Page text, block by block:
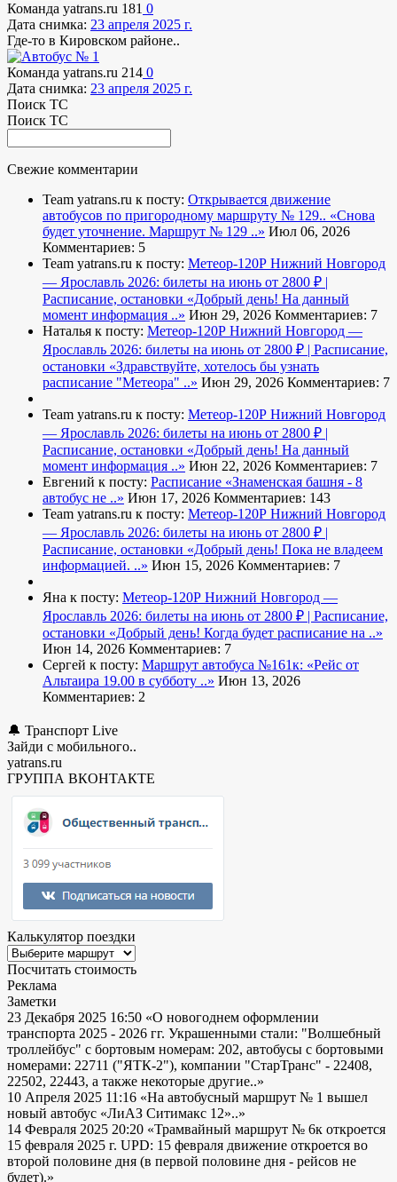
Команда yatrans.ru 181 0
Дата снимка: 23 апреля 2025 г.
Где-то в Кировском районе..
Команда yatrans.ru 214 0
Дата снимка: 23 апреля 2025 г.
Поиск ТС
Поиск ТС
Свежие комментарии
Team yatrans.ru к посту: Открывается движение
автобусов по пригородному маршруту № 129.. «Снова
будет уточнение. Маршрут № 129 ..» Июл 06, 2026
Комментариев: 5
Team yatrans.ru к посту: Метеор-120Р Нижний Новгород
— Ярославль 2026: билеты на июнь от 2800 ₽ |
Расписание, остановки «Добрый день! На данный
момент информация ..» Июн 29, 2026 Комментариев: 7
Наталья к посту: Метеор-120Р Нижний Новгород —
Ярославль 2026: билеты на июнь от 2800 ₽ | Расписание,
остановки «Здравствуйте, хотелось бы узнать
расписание "Метеора" ..» Июн 29, 2026 Комментариев: 7
Team yatrans.ru к посту: Метеор-120Р Нижний Новгород
— Ярославль 2026: билеты на июнь от 2800 ₽ |
Расписание, остановки «Добрый день! На данный
момент информация ..» Июн 22, 2026 Комментариев: 7
Евгений к посту: Расписание «Знаменская башня - 8
автобус не ..» Июн 17, 2026 Комментариев: 143
Team yatrans.ru к посту: Метеор-120Р Нижний Новгород
— Ярославль 2026: билеты на июнь от 2800 ₽ |
Расписание, остановки «Добрый день! Пока не владеем
информацией. ..» Июн 15, 2026 Комментариев: 7
Яна к посту: Метеор-120Р Нижний Новгород —
Ярославль 2026: билеты на июнь от 2800 ₽ | Расписание,
остановки «Добрый день! Когда будет расписание на ..»
Июн 14, 2026 Комментариев: 7
Сергей к посту: Маршрут автобуса №161к: «Рейс от
Альтаира 19.00 в субботу ..» Июн 13, 2026
Комментариев: 2
🔔 Транспорт Live
Зайди с мобильного..
yatrans.ru
ГРУППА ВКОНТАКТЕ
Калькулятор поездки
Посчитать стоимость
Реклама
Заметки
23 Декабря 2025 16:50 «О новогоднем оформлении
транспорта 2025 - 2026 гг. Украшенными стали: "Волшебный
троллейбус" с бортовым номерам: 202, автобусы с бортовыми
номерами: 22711 ("ЯТК-2"), компании "СтарТранс" - 22408,
22502, 22443, а также некоторые другие..»
10 Апреля 2025 11:16 «На автобусный маршрут № 1 вышел
новый автобус «ЛиАЗ Ситимакс 12»..»
14 Февраля 2025 20:20 «Трамвайный маршрут № 6к откроется
15 февраля 2025 г. UPD: 15 февраля движение откроется во
второй половине дня (в первой половине дня - рейсов не
будет).»